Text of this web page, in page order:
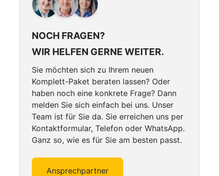
NOCH FRAGEN?
WIR HELFEN GERNE WEITER.
Sie möchten sich zu Ihrem neuen
Komplett-Paket beraten lassen? Oder
haben noch eine konkrete Frage? Dann
melden Sie sich einfach bei uns. Unser
Team ist für Sie da. Sie erreichen uns per
Kontaktformular, Telefon oder WhatsApp.
Ganz so, wie es für Sie am besten passt.
Ansprechpartner